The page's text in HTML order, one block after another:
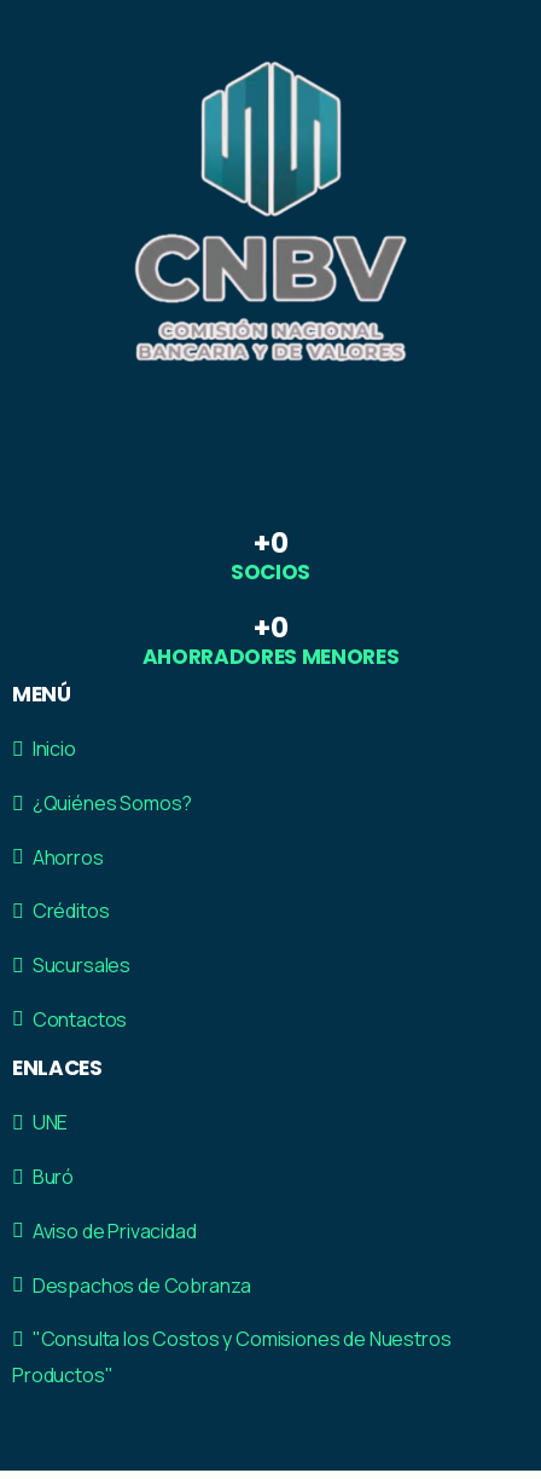
+0
SOCIOS
+0
AHORRADORES MENORES
MENÚ
Inicio
¿Quiénes Somos?
Ahorros
Créditos
Sucursales
Contactos
ENLACES
UNE
Buró
Aviso de Privacidad
Despachos de Cobranza
"Consulta los Costos y Comisiones de Nuestros
Productos"